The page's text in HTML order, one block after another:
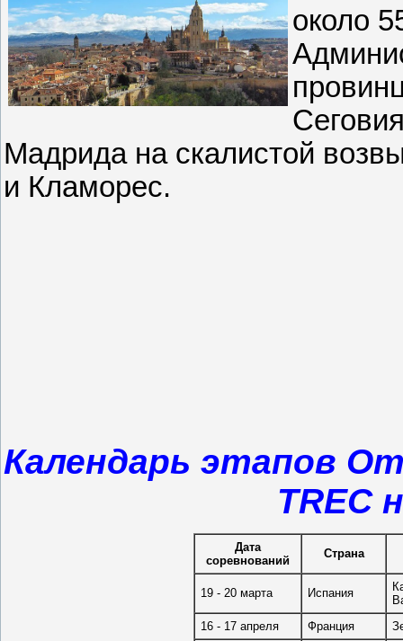
около
Мадрида на скалистой
и Кламорес.
Календарь этапов
TREC
Дата
соревнований
Страна
19 - 20 марта Испания
16 - 17 апреля
Франция